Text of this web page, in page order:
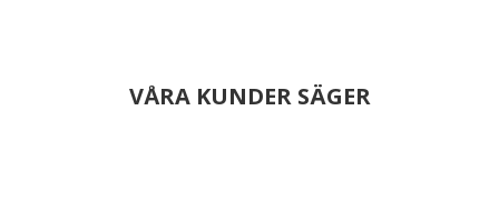
VÅRA KUNDER SÄGER